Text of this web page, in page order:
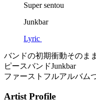
Super sentou
Junkbar
Lyric
バンドの初期衝動そのま
ピースバンドJunkbar
ファーストフルアルバム
Artist Profile